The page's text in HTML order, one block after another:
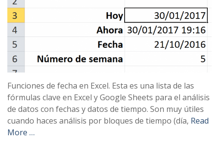
Funciones de fecha en Excel. Esta es una lista de las
fórmulas clave en Excel y Google Sheets para el análisis
de datos con fechas y datos de tiempo. Son muy útiles
cuando haces análisis por bloques de tiempo (día, Read
More …